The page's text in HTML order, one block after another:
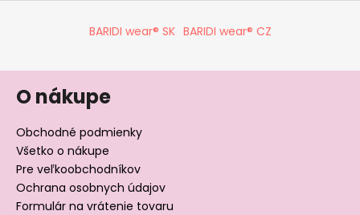
BARIDI wear® SK BARIDI wear® CZ
O nákupe
Obchodné podmienky
Všetko o nákupe
Pre veľkoobchodníkov
Ochrana osobnych údajov
Formulár na vrátenie tovaru